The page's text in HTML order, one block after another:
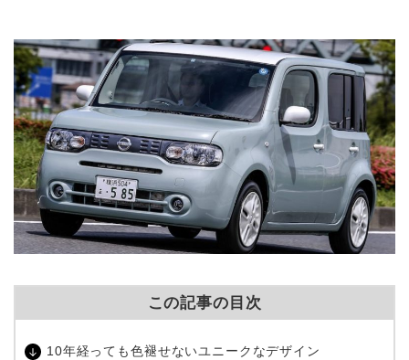
この記事の目次
10年経っても色褪せないユニークなデザイン